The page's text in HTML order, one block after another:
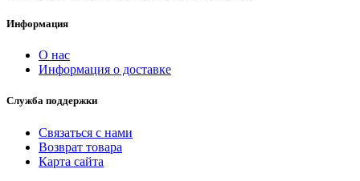
Информация
О нас
Информация о доставке
Служба поддержки
Связаться с нами
Возврат товара
Карта сайта